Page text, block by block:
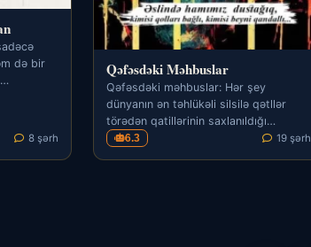
də bir
8 şərh
Qəfəsdəki Məhbuslar
Qəfəsdəki məhbuslar: Hər şey
dünyanın ən təhlükəli silsilə qətllər
törədən qatillərinin saxlanıldığı
interpolun 150 nəfərlik…
6.3 19 şərh